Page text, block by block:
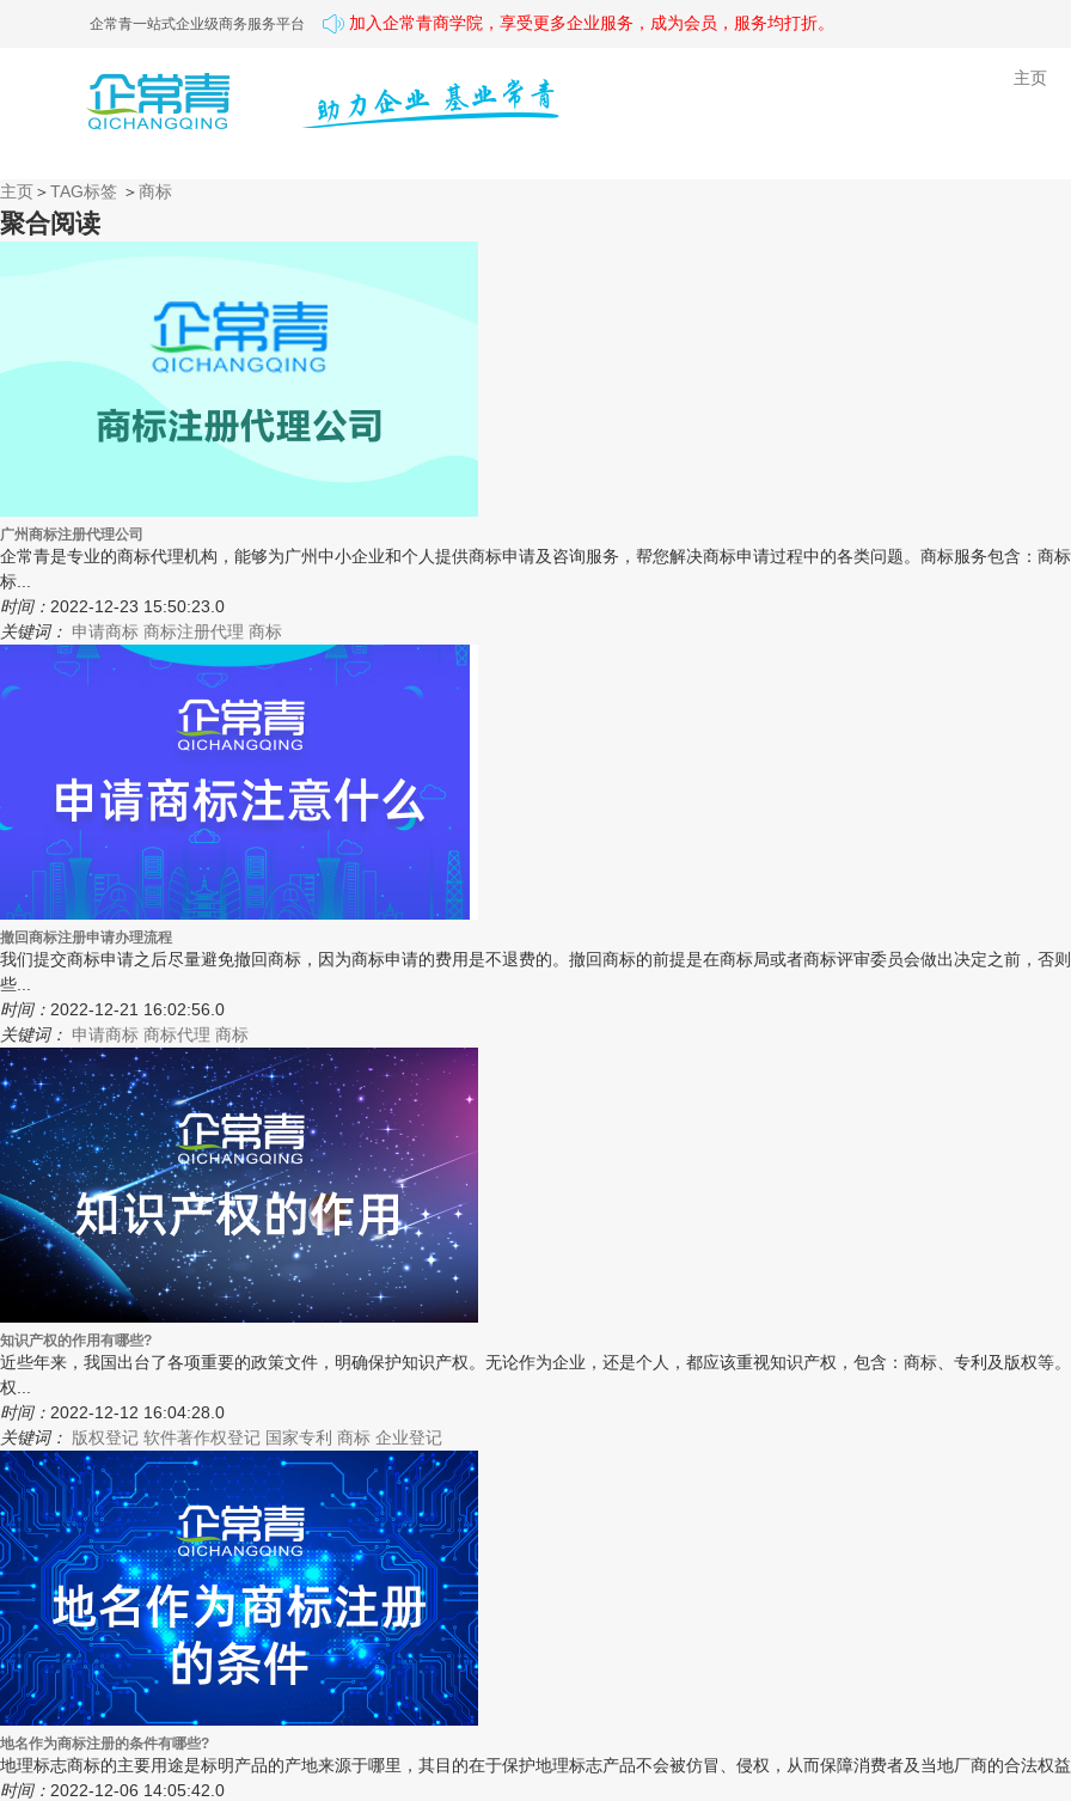
企常青一站式企业级商务服务平台 加入企常青商学院，享受更多企业服务，成为会员，服务均打折。
主页
主页＞TAG标签 ＞商标
聚合阅读
广州商标注册代理公司
企常青是专业的商标代理机构，能够为广州中小企业和个人提供商标申请及咨询服务，帮您解决商标申请过程中的各类问题。商标服务包含：商
标...
时间： 2022-12-23 15:50:23.0
关键词： 申请商标 商标注册代理 商标
撤回商标注册申请办理流程
我们提交商标申请之后尽量避免撤回商标，因为商标申请的费用是不退费的。撤回商标的前提是在商标局或者商标评审委员会做出决定之前，否
些...
时间： 2022-12-21 16:02:56.0
关键词： 申请商标 商标代理 商标
知识产权的作用有哪些?
近些年来，我国出台了各项重要的政策文件，明确保护知识产权。无论作为企业，还是个人，都应该重视知识产权，包含：商标、专利及版权等
权...
时间： 2022-12-12 16:04:28.0
关键词：
版权登记 软件著作权登记 国家专利 商标 企业登记
地名作为商标注册的条件有哪些?
地理标志商标的主要用途是标明产品的产地来源于哪里，其目的在于保护地理标志产品不会被仿冒、侵权，从而保障消费者及当地厂商的合法权
时间： 2022-12-06 14:05:42.0